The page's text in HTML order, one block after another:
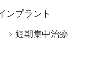
ンプラント
短期集中治療